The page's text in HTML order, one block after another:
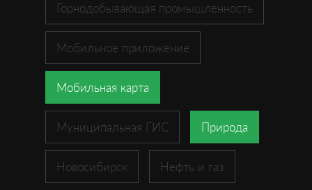
Горнодобывающая промышленность
Мобильное приложение
Мобильная карта
Муниципальная ГИС Природа
Новосибирск Нефть и газ